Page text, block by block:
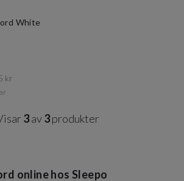
White
kr​​
3av3produkter
online hos Sleepo